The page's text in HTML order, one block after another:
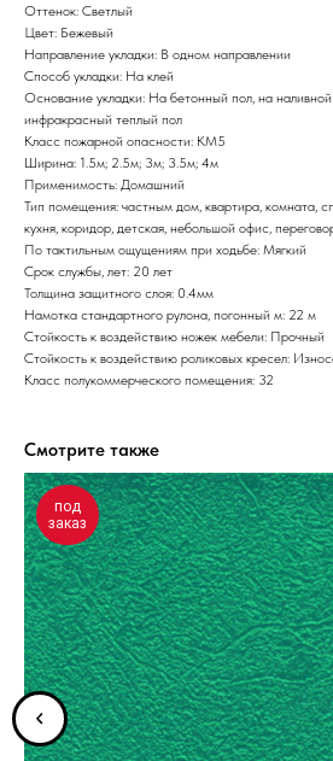
Оттенок: Светлый
Цвет: Бежевый
Направление укладки: В одном направлении
Способ укладки: На клей
Основание укладки: На бетонный пол, на
инфракрасный теплый пол
Класс пожарной опасности: КМ5
Ширина: 1.5м; 2.5м; 3м; 3.5м; 4м
Применимость: Домашний
Тип помещения: частным дом, квартира, комната,
кухня, коридор, детская, небольшой офис,
По тактильным ощущениям при ходьбе: Мягкий
Срок службы, лет: 20 лет
Толщина защитного слоя: 0.4мм
Намотка стандартного рулона, погонный м: 22 м
Стойкость к воздействию ножек мебели: Прочный
Стойкость к воздействию роликовых кресел:
Класс полукоммерческого помещения: 32
Смотрите также
под
заказ